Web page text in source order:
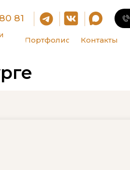
Контакты
Портфолио
81